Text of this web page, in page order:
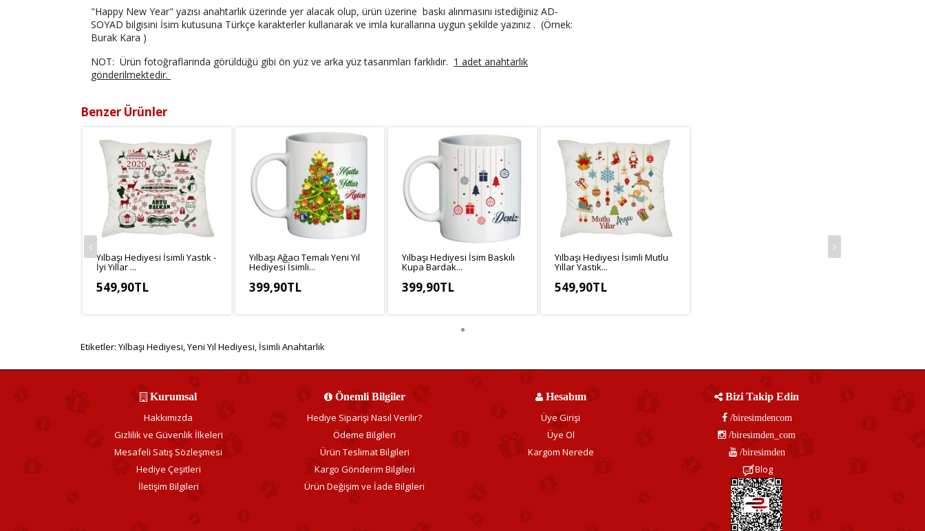
"Happy New Year" yazısı anahtarlık üzerinde yer alacak olup, ürün üzerine baskı alınmasını istediğiniz AD-
SOYAD bilgisini İsim kutusuna Türkçe karakterler kullanarak ve imla kurallarına uygun şekilde yazınız . (Örnek:
Burak Kara )
NOT: Ürün fotoğraflarında görüldüğü gibi ön yüz ve arka yüz tasarımları farklıdır. 1 adet anahtarlık
gönderilmektedir.
Benzer Ürünler
Yılbaşı Hediyesi İsimli Yastık -
İyi Yıllar ...
549,90TL
Yılbaşı Ağacı Temalı Yeni Yıl
Hediyesi İsimli...
399,90TL
Yılbaşı Hediyesi İsim Baskılı
Kupa Bardak...
399,90TL
Yılbaşı Hediyesi İsimli Mutlu
Yıllar Yastık...
549,90TL
Etiketler: Yılbaşı Hediyesi,Yeni Yıl Hediyesi, İsimli Anahtarlık
Kurumsal
Hakkımızda
Gizlilik ve Güvenlik İlkeleri
Mesafeli Satış Sözleşmesi
Hediye Çeşitleri
İletişim Bilgileri
Önemli Bilgiler
Hediye Siparişi Nasıl Verilir?
Ödeme Bilgileri
Ürün Teslimat Bilgileri
Kargo Gönderim Bilgileri
Ürün Değişim ve İade Bilgileri
Hesabım
Üye Girişi
Üye Ol
Kargom Nerede
Bizi Takip Edin
/biresimdencom
/biresimden_com
/biresimden
Blog